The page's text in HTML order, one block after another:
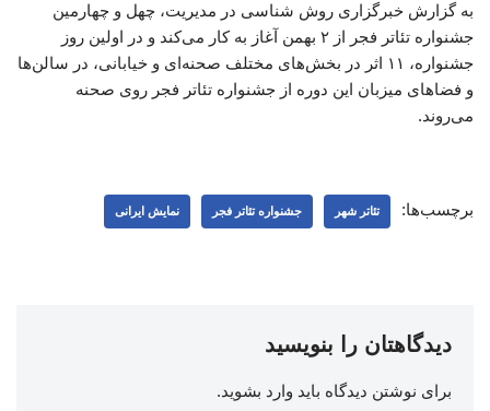
به گزارش خبرگزاری روش شناسی در مدیریت، چهل و چهارمین
جشنواره تئاتر فجر از ۲ بهمن آغاز به کار می‌کند و در اولین روز
جشنواره، ۱۱ اثر در بخش‌های مختلف صحنه‌ای و خیابانی، در سالن‌ها
و فضاهای میزبان این دوره از جشنواره تئاتر فجر روی صحنه
می‌روند.
برچسب‌ها: تئاتر شهر جشنواره تئاتر فجر نمایش ایرانی
دیدگاهتان را بنویسید
برای نوشتن دیدگاه باید وارد بشوید.